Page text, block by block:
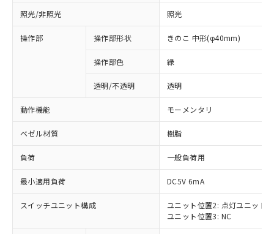
照光/非照光 照光
操作部 操作部形状 きのこ 中形(φ40mm)
操作部色 緑
透明/不透明 透明
動作機能 モーメンタリ
ベゼル材質 樹脂
負荷 一般負荷用
最小適用負荷 DC5V 6mA
スイッチユニット構成
ユニット位置2: 点灯ユニット
ユニット位置3: NC